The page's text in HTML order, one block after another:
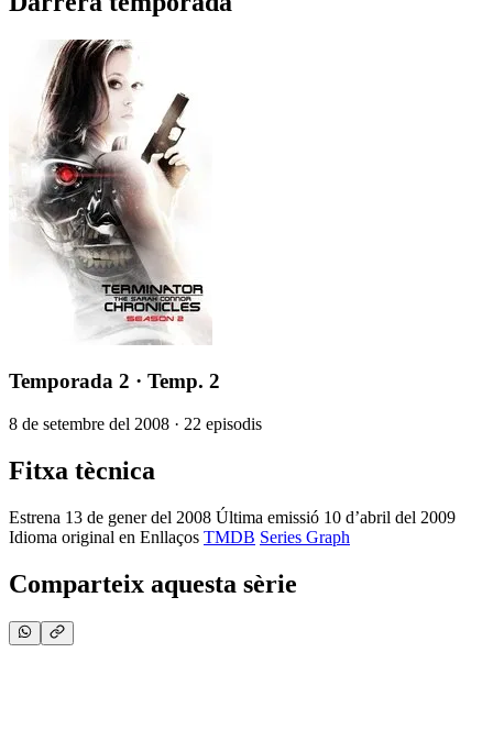
Temporada 2 · Temp. 2
8 de setembre del 2008 · 22 episodis
Fitxa tècnica
Estrena 13 de gener del 2008 Última emissió 10 d’abril del 2009
Idioma original en Enllaços TMDB Series Graph
Comparteix aquesta sèrie